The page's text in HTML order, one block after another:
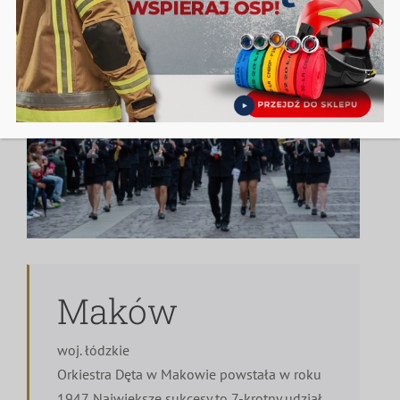
Maków
woj. łódzkie
Orkiestra Dęta w Makowie powstała w roku